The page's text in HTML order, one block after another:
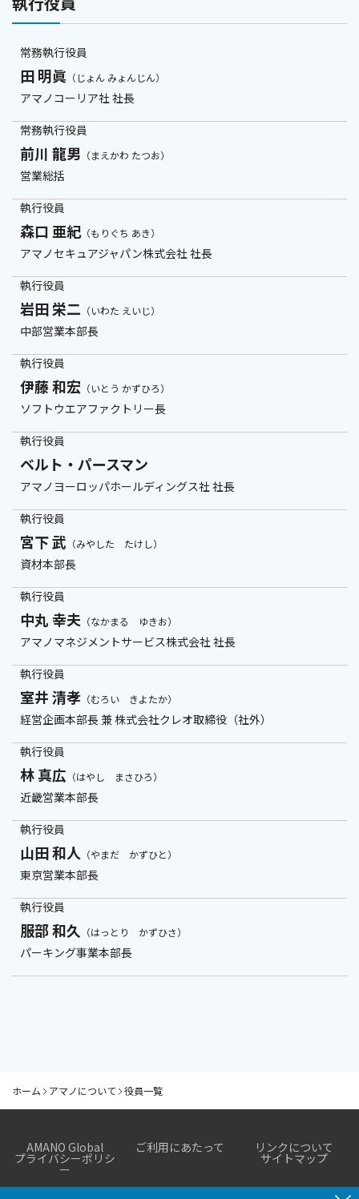
常務執行役員
田 明眞 （じょん みょんじん）
アマノコーリア社 社長
常務執行役員
前川 龍男 （まえかわ たつお）
営業総括
執行役員
森口 亜紀（もりぐち あき）
アマノセキュアジャパン株式会社 社長
執行役員
岩田 栄二 （いわた えいじ）
中部営業本部長
執行役員
伊藤 和宏 （いとう かずひろ）
ソフトウエアファクトリー長
執行役員
ベルト・パースマン
アマノヨーロッパホールディングス社 社長
執行役員
宮下 武 （みやした たけし）
資材本部長
執行役員
中丸 幸夫 （なかまる ゆきお）
アマノマネジメントサービス株式会社 社長
執行役員
室井 清孝 （むろい きよたか）
経営企画本部長 兼 株式会社クレオ取締役（社外）
執行役員
林 真広 （はやし まさひろ）
近畿営業本部長
執行役員
山田 和人 （やまだ かずひと）
東京営業本部長
執行役員
服部 和久 （はっとり かずひさ）
パーキング事業本部長
ホーム アマノについて 役員一覧
ご挨拶
企業理念・社訓・行動規範
AMANO Global ご利用にあたって リンクについて
プライバシーポリシ
ー
サイトマップ